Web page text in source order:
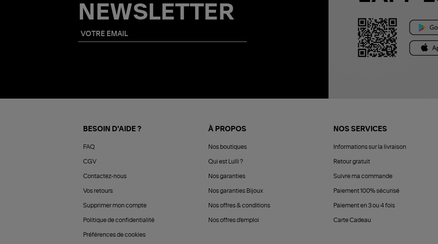
NEWSLETTER
BESOIN D'AIDE ?
FAQ
CGV
Contactez-nous
Vos retours
Supprimer mon compte
Politique de confidentialité
Préférences de cookies
À PROPOS
Nos boutiques
Qui est Lulli ?
Nos garanties
Nos garanties Bijoux
Nos offres & conditions
Nos offres d'emploi
NOS SERVICES
Informations sur la livraison
Retour gratuit
Suivre ma commande
Paiement 100% sécurisé
Paiement en 3 ou 4 fois
Carte Cadeau